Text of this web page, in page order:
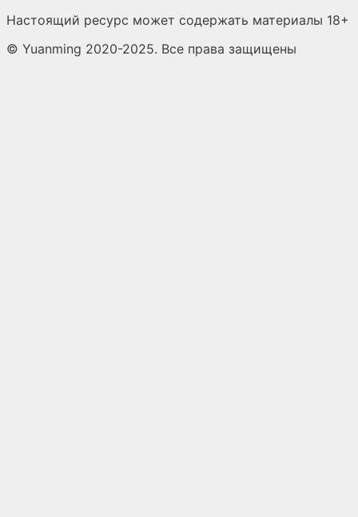
Настоящий ресурс может содержать материалы 18+
© Yuanming 2020-2025. Все права защищены